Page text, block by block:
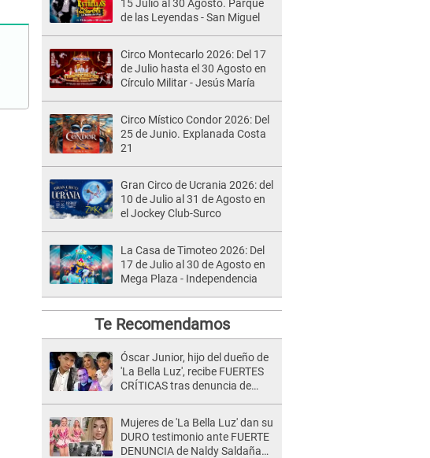
15 Julio al 30 Agosto. Parque
de las Leyendas - San Miguel
Circo Montecarlo 2026: Del 17
de Julio hasta el 30 Agosto en
Círculo Militar - Jesús María
Circo Místico Condor 2026: Del
25 de Junio. Explanada Costa
21
Gran Circo de Ucrania 2026: del
10 de Julio al 31 de Agosto en
el Jockey Club-Surco
La Casa de Timoteo 2026: Del
17 de Julio al 30 de Agosto en
Mega Plaza - Independencia
Te Recomendamos
Óscar Junior, hijo del dueño de
'La Bella Luz', recibe FUERTES
CRÍTICAS tras denuncia de
Mujeres de 'La Bella Luz' dan su
DURO testimonio ante FUERTE
DENUNCIA de Naldy Saldaña